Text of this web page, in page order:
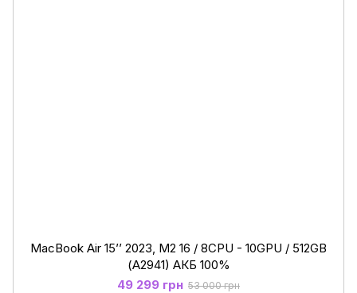
MacBook Air 15’’ 2023, М2 16 / 8CPU - 10GPU / 512GB
(А2941) АКБ 100%
49 299 грн 53 000 грн